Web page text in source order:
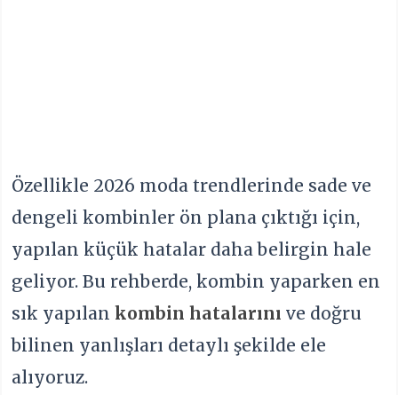
Özellikle 2026 moda trendlerinde sade ve
dengeli kombinler ön plana çıktığı için,
yapılan küçük hatalar daha belirgin hale
geliyor. Bu rehberde, kombin yaparken en
sık yapılankombin hatalarını ve doğru
bilinen yanlışları detaylı şekilde ele
alıyoruz.